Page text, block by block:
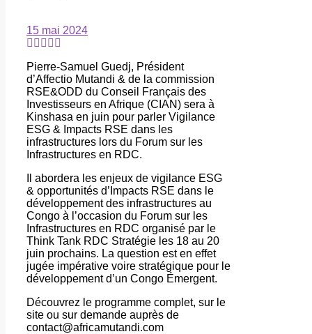
15 mai 2024
Pierre-Samuel Guedj, Président
d’Affectio Mutandi & de la commission
RSE&ODD du Conseil Français des
Investisseurs en Afrique (CIAN) sera à
Kinshasa en juin pour parler Vigilance
ESG & Impacts RSE dans les
infrastructures lors du Forum sur les
Infrastructures en RDC.
Il abordera les enjeux de vigilance ESG
& opportunités d’Impacts RSE dans le
développement des infrastructures au
Congo à l’occasion du Forum sur les
Infrastructures en RDC organisé par le
Think Tank RDC Stratégie les 18 au 20
juin prochains. La question est en effet
jugée impérative voire stratégique pour le
développement d’un Congo Émergent.
Découvrez le programme complet, sur le
site ou sur demande auprès de
contact@africamutandi.com